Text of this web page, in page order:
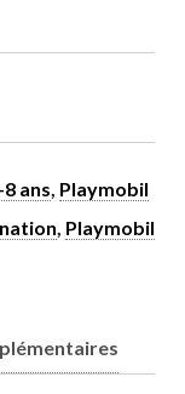
ans Playmobil
Playmobil